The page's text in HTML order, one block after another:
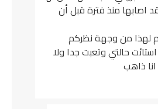
اصابها منذ فترة قبل أن
لهذا من وجهة نظركم
حالتي وتعبت جدا ولا
ذاهب